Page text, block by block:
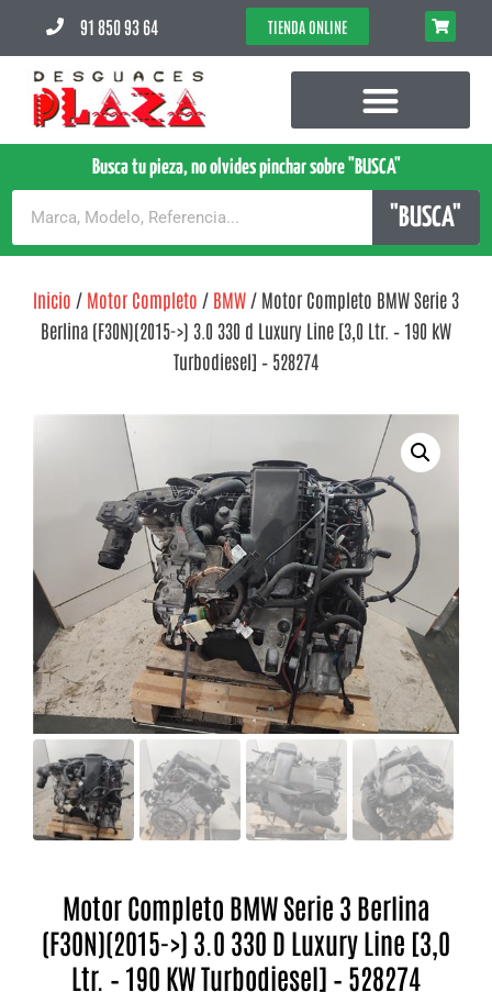
91 850 93 64 TIENDA ONLINE
Busca tu pieza, no olvides pinchar sobre "BUSCA"
"BUSCA"
Inicio / Motor Completo / BMW / Motor Completo BMW Serie 3
Berlina (F30N)(2015->) 3.0 330 d Luxury Line [3,0 Ltr. – 190 kW
Turbodiesel] – 528274
Motor Completo BMW Serie 3 Berlina
(F30N)(2015->) 3.0 330 D Luxury Line [3,0
Ltr. – 190 KW Turbodiesel] – 528274